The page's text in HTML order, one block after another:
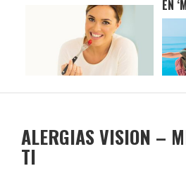
EN
ALERGIAS VISION –
TI